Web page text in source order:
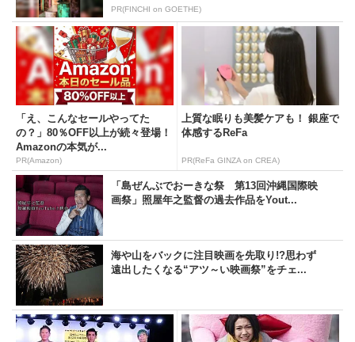
PR(FINCHI on GOETHE)
「え、こんなセールやってた
の？」80％OFF以上が続々登場！
Amazonの本気が...
PR(Amazon)
上質な眠りも美髪ケアも！ 銀座で
体感するReFa
PR(ReFa GINZA on CREA)
「島ぜんぶでおーきな祭 第13回沖縄国際映
画祭」照屋年之監督の過去作品をYout...
海や山をバックに注目映画を先取り!?思わず
遠出したくなる“アツ～い映画祭”をチェ...